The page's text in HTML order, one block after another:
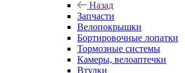
Назад
Запчасти
Велопокрышки
Бортировочные лопатки
Тормозные системы
Камеры, велоаптечки
Втулки